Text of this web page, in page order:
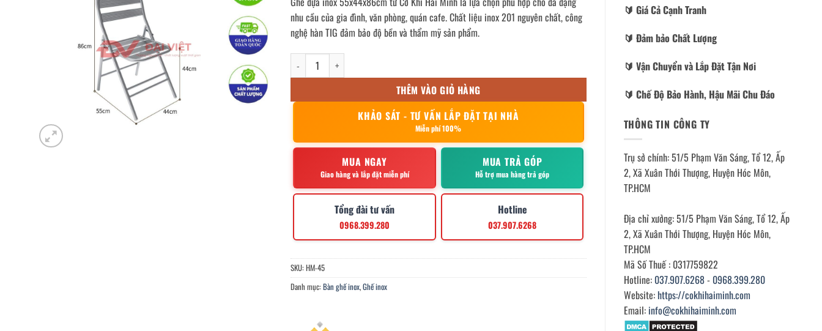
nhu cầu của gia đình, văn phòng, quán cafe. Chất liệu inox 201 nguyên chất, công
nghệ hàn TIG đảm bảo độ bền và thẩm mỹ sản phẩm.
ghế dựa inox 55x44x86cm số lượng
THÊM VÀO GIỎ HÀNG
KHẢO SÁT - TƯ VẤN LẮP ĐẶT TẠI NHÀ
Miễn phí 100%
MUA NGAY
Giao hàng và lắp đặt miễn phí
MUA TRẢ GÓP
Hỗ trợ mua hàng trả góp
Tổng đài tư vấn
0968.399.280
Hotline
037.907.6268
SKU:HM-45
Danh mục:Bàn ghế inox,Ghế inox
🔰️ Giá Cả Cạnh Tranh
🔰️ Đảm bảo Chất Lượng
🔰️ Vận Chuyển và Lắp Đặt Tận Nơi
🔰️ Chế Độ Bảo Hành, Hậu Mãi Chu Đáo
THÔNG TIN CÔNG TY
Trụ sở chính: 51/5 Phạm Văn Sáng, Tổ 12, Ấp
2, Xã Xuân Thới Thượng, Huyện Hóc Môn,
TP.HCM
Địa chỉ xưởng: 51/5 Phạm Văn Sáng, Tổ 12, Ấp
2, Xã Xuân Thới Thượng, Huyện Hóc Môn,
TP.HCM
Mã Số Thuế : 0317759822
Hotline: 037.907.6268- 0968.399.280
Website: https://cokhihaiminh.com
Email: info@cokhihaiminh.com